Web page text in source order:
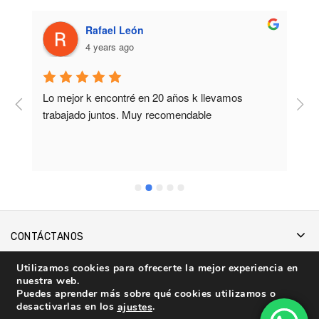
Rafael León
4 years ago
Lo mejor k encontré en 20 años k llevamos
trabajado juntos. Muy recomendable
CONTÁCTANOS
CATEGORÍAS
Utilizamos cookies para ofrecerte la mejor experiencia en
nuestra web.
Puedes aprender más sobre qué cookies utilizamos o
desactivarlas en los ajustes.